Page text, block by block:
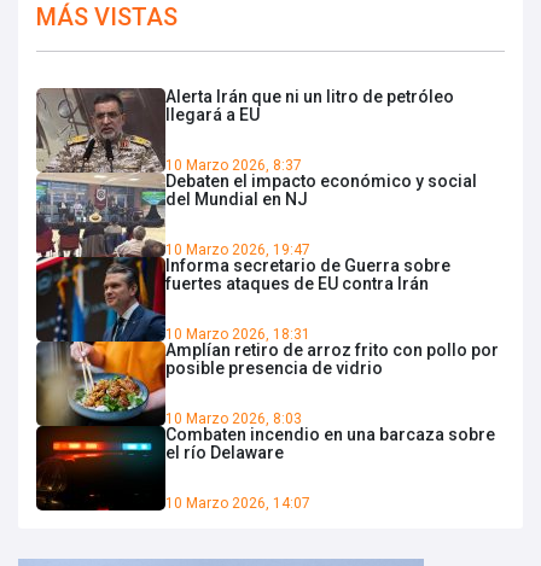
MÁS VISTAS
Alerta Irán que ni un litro de petróleo
llegará a EU
10 Marzo 2026, 8:37
Debaten el impacto económico y social
del Mundial en NJ
10 Marzo 2026, 19:47
Informa secretario de Guerra sobre
fuertes ataques de EU contra Irán
10 Marzo 2026, 18:31
Amplían retiro de arroz frito con pollo por
posible presencia de vidrio
10 Marzo 2026, 8:03
Combaten incendio en una barcaza sobre
el río Delaware
10 Marzo 2026, 14:07